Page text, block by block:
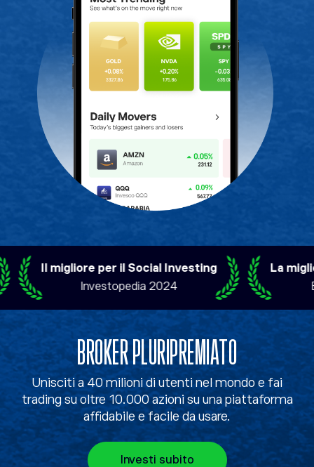
Il migliore per il Social Investing
Investopedia 2024
La
BROKER PLURIPREMIATO
Unisciti a 40 milioni di utenti nel mondo e fai
trading su oltre 10.000 azioni su una piattaforma
affidabile e facile da usare.
Investi subito